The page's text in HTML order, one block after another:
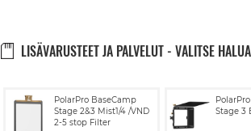
LISÄVARUSTEET JA PALVELUT - VALITSE
PolarPro BaseCamp
Stage 2&3 Mist1/4 /VND
2-5 stop Filter
Lisää
ostoskoriin
Stage 3
Lisää